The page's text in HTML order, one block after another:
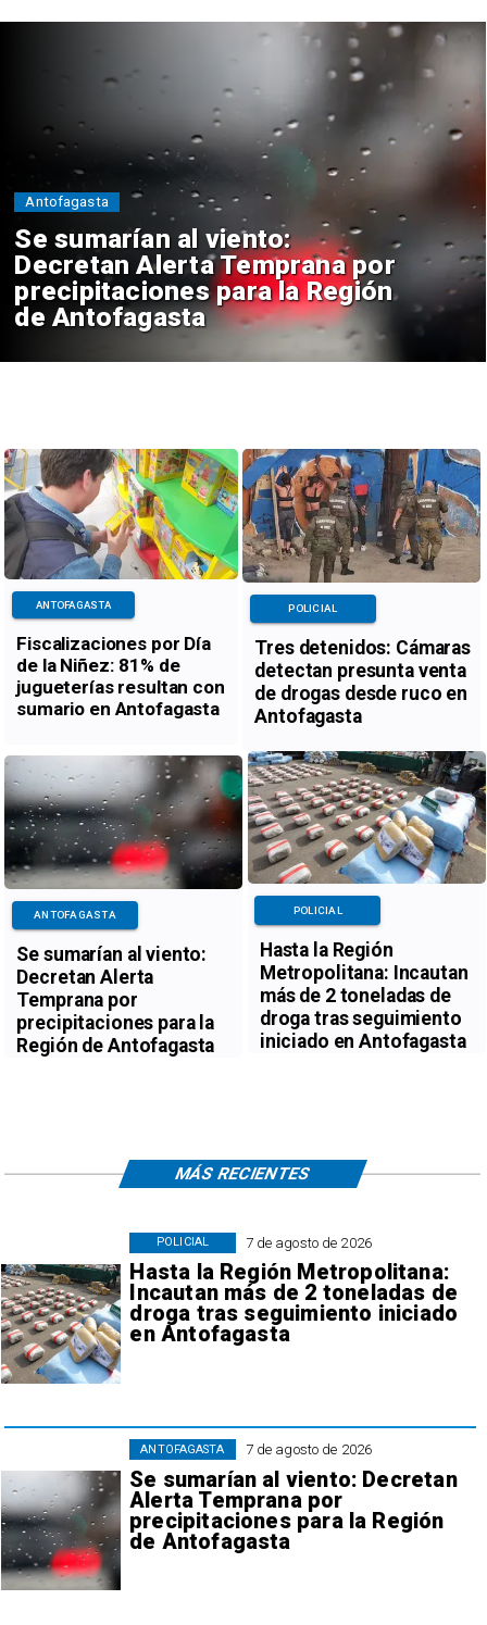
Se sumarían al viento:
Decretan Alerta Temprana por
precipitaciones para la Región
de Antofagasta
Antofagasta
Fiscalizaciones por Día
de la Niñez: 81% de
jugueterías resultan con
sumario en Antofagasta
ANTOFAGASTA
Tres detenidos: Cámaras
detectan presunta venta
de drogas desde ruco en
Antofagasta
POLICIAL
Se sumarían al viento:
Decretan Alerta
Temprana por
precipitaciones para la
Región de Antofagasta
ANTOFAGASTA
Hasta la Región
Metropolitana: Incautan
más de 2 toneladas de
droga tras seguimiento
iniciado en Antofagasta
POLICIAL
7 de agosto de 2026
Hasta la Región Metropolitana:
Incautan más de 2 toneladas de
droga tras seguimiento iniciado
en Antofagasta
POLICIAL
7 de agosto de 2026
Se sumarían al viento: Decretan
Alerta Temprana por
precipitaciones para la Región
de Antofagasta
ANTOFAGASTA
MÁS RECIENTES